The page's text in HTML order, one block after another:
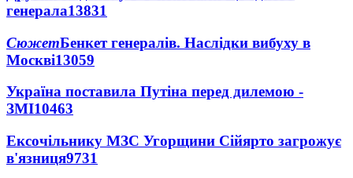
генерала13831
СюжетБенкет генералів. Наслідки вибуху в
Москві13059
Україна поставила Путіна перед дилемою -
ЗМІ10463
Ексочільнику МЗС Угорщини Сійярто загрожує
в'язниця9731